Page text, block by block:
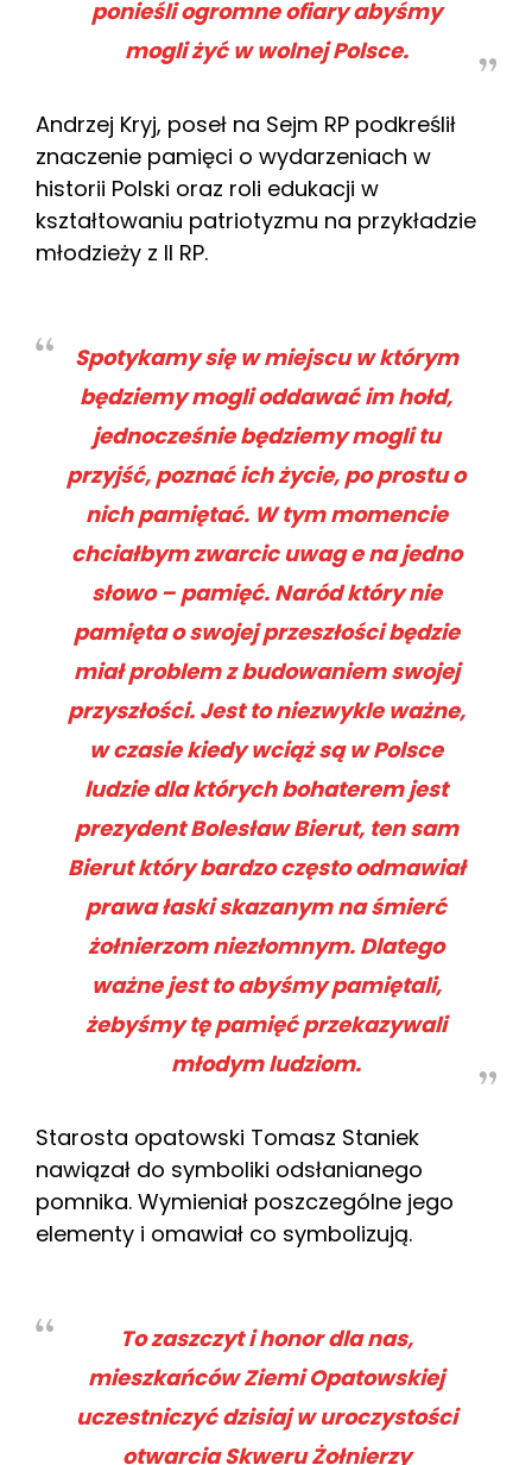
ponieśli ogromne ofiary abyśmy
mogli żyć w wolnej Polsce.
Andrzej Kryj, poseł na Sejm RP podkreślił
znaczenie pamięci o wydarzeniach w
historii Polski oraz roli edukacji w
kształtowaniu patriotyzmu na przykładzie
młodzieży z II RP.
Spotykamy się w miejscu w którym
będziemy mogli oddawać im hołd,
jednocześnie będziemy mogli tu
przyjść, poznać ich życie, po prostu o
nich pamiętać. W tym momencie
chciałbym zwarcic uwag e na jedno
słowo – pamięć. Naród który nie
pamięta o swojej przeszłości będzie
miał problem z budowaniem swojej
przyszłości. Jest to niezwykle ważne,
w czasie kiedy wciąż są w Polsce
ludzie dla których bohaterem jest
prezydent Bolesław Bierut, ten sam
Bierut który bardzo często odmawiał
prawa łaski skazanym na śmierć
żołnierzom niezłomnym. Dlatego
ważne jest to abyśmy pamiętali,
żebyśmy tę pamięć przekazywali
młodym ludziom.
Starosta opatowski Tomasz Staniek
nawiązał do symboliki odsłanianego
pomnika. Wymieniał poszczególne jego
elementy i omawiał co symbolizują.
To zaszczyt i honor dla nas,
mieszkańców Ziemi Opatowskiej
uczestniczyć dzisiaj w uroczystości
otwarcia Skweru Żołnierzy